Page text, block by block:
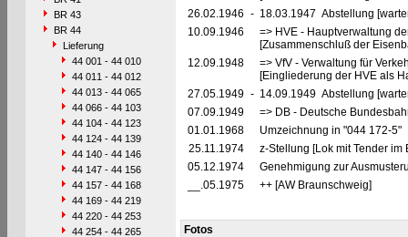
BR 43
BR 44
Lieferung
44 001 - 44 010
44 011 - 44 012
44 013 - 44 065
44 066 - 44 103
44 104 - 44 123
44 124 - 44 139
44 140 - 44 146
44 147 - 44 156
44 157 - 44 168
44 169 - 44 219
44 220 - 44 253
44 254 - 44 265
26.02.1946 - 18.03.1947 Abstellung
10.09.1946
=> HVE - Hauptverwaltung
[Zusammenschluß der
12.09.1948
=> VfV - Verwaltung für
[Eingliederung der HVE als
27.05.1949 - 14.09.1949 Abstellung
07.09.1949
=> DB - Deutsche
01.01.1968
Umzeichnung in "044 172-5"
25.11.1974
z-Stellung [Lok mit Tender
05.12.1974
Genehmigung zur
__.05.1975
++ [AW Braunschweig]
Fotos